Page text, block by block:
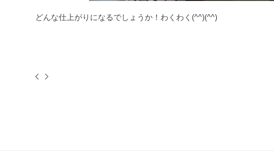
どんな仕上がりになるでしょうか！わくわく(^^)(^^)